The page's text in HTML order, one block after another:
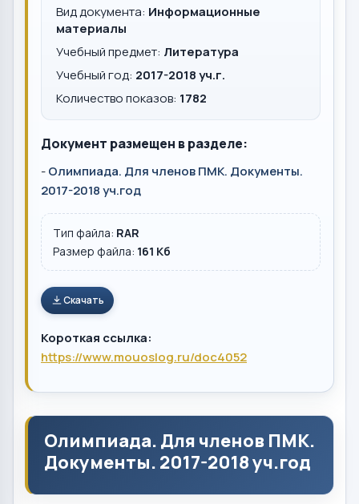
Вид документа: Информационные
материалы
Учебный предмет: Литература
Учебный год: 2017-2018 уч.г.
Количество показов: 1782
Документ размещен в разделе:
-Олимпиада. Для членов ПМК. Документы.
2017-2018 уч.год
Тип файла: RAR
Размер файла: 161 Кб
Скачать
Короткая ссылка:
https://www.mouoslog.ru/doc4052
Олимпиада. Для членов ПМК.
Документы. 2017-2018 уч.год